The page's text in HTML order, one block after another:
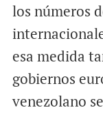
los números
esa medida
gobiernos
venezolano